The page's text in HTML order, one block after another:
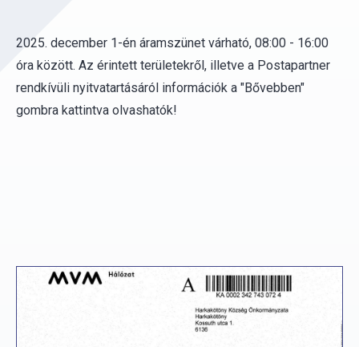
2025. december 1-én áramszünet várható, 08:00 - 16:00
óra között. Az érintett területekről, illetve a Postapartner
rendkívüli nyitvatartásáról információk a "Bővebben"
gombra kattintva olvashatók!